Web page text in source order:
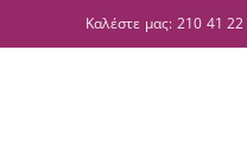
Καλέστε μας: 210 41